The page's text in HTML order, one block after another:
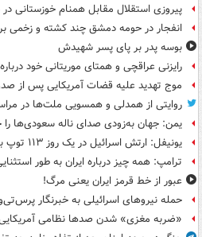
پیروزی استقلال مقابل همنام خوزستانی در
انفجار در حومه دمشق چند کشته و زخمی
بوسه‌ پدر بر پای پسر شهیدش
رایزنی عراقچی و همتای موریتانی خود
موج تهدید علیه قضات آمریکایی پس از
روایتی از همدلی و همسویی ملت‌ها در
یمن: جهان به‌زودی صدای ناله سعودی‌ها را
یونیفل: ارتش اسرائیل در یک روز ۱۱۳ توپ به جنوب لبنان شلیک کرده است
ترامپ: همه چیز درباره ایران به طور
عبور از خط قرمز ایران یعنی مرگ!
حمله نیروهای اسرائیلی به خبرنگار
«ضربه مغزی» شدن صدها نظامی آمریکایی